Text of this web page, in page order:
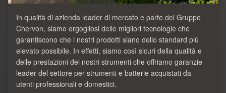
In qualità di azienda leader di mercato e parte del Gruppo
Chervon, siamo orgogliosi delle migliori tecnologie che
garantiscono che i nostri prodotti siano dello standard più
elevato possibile. In effetti, siamo così sicuri della qualità e
delle prestazioni dei nostri strumenti che offriamo garanzie
leader del settore per strumenti e batterie acquistati da
utenti professionali e domestici.